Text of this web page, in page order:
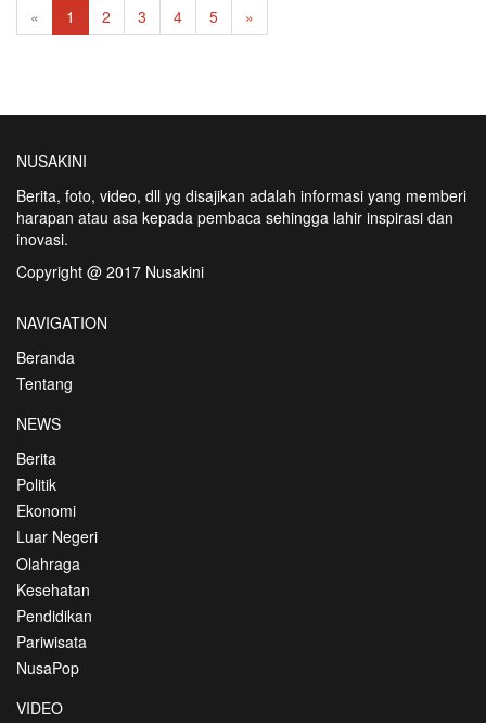
« 1 2 3 4 5 »
NUSAKINI
Berita, foto, video, dll yg disajikan adalah informasi yang memberi
harapan atau asa kepada pembaca sehingga lahir inspirasi dan
inovasi.
Copyright @ 2017 Nusakini
NAVIGATION
Beranda
Tentang
NEWS
Berita
Politik
Ekonomi
Luar Negeri
Olahraga
Kesehatan
Pendidikan
Pariwisata
NusaPop
VIDEO